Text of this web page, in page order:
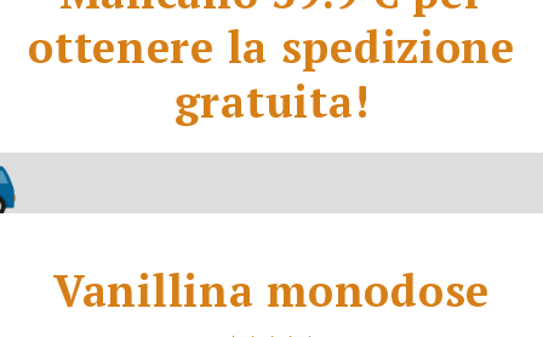
ottenere la spedizione
gratuita!
Vanillina monodose